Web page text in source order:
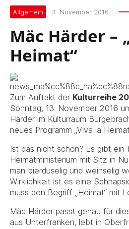
Allgemein 4. November 2016
Mäc Härder –
Heimat“
Zum Auftakt der Kulturreihe
Sonntag, 13. November 2016
Härder im Kulturraum
neues Programm „Viva la
Ist das nicht schön? Es gibt ein
Heimatministerium mit Sitz in
man bierduselig und weinselig
Wirklichkeit ist es eine
muss den Begriff „Heimat“ mit
Mäc Härder passt genau für
aus Unterfranken, lebt in